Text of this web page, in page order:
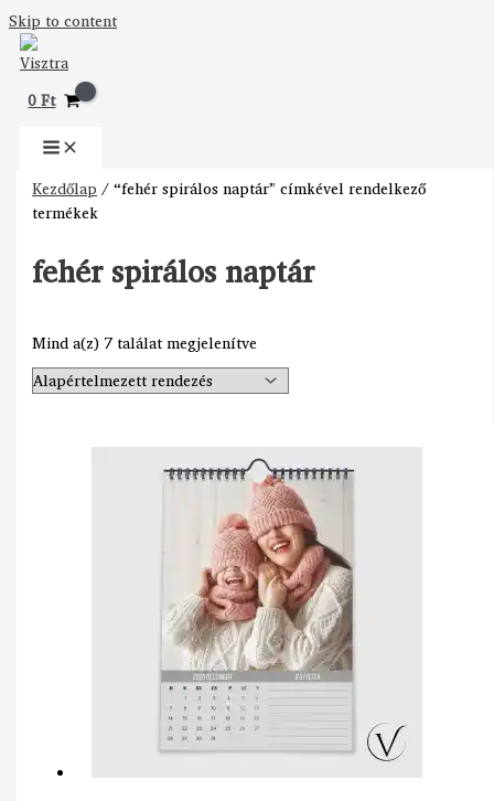
Skip to content
0Ft
Kezdőlap / “fehér spirálos naptár” címkével rendelkező
termékek
fehér spirálos naptár
Mind a(z) 7 találat megjelenítve